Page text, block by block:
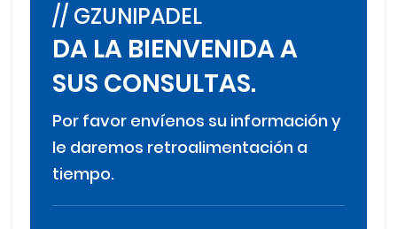
// GZUNIPADEL
DA LA BIENVENIDA A
SUS CONSULTAS.
Por favor envíenos su información y
le daremos retroalimentación a
tiempo.